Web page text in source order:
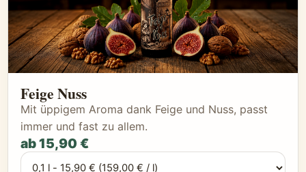
Feige Nuss
Mit üppigem Aroma dank Feige und Nuss, passt
immer und fast zu allem.
ab 15,90 €